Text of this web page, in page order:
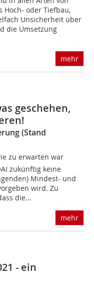
Hoch- oder Tiefbau,
Unsicherheit über
die Umsetzung
mehr
geschehen,
(Stand
zu erwarten war 
zukünftig keine
Mindest- und
wird. Zu
die...
mehr
- ein